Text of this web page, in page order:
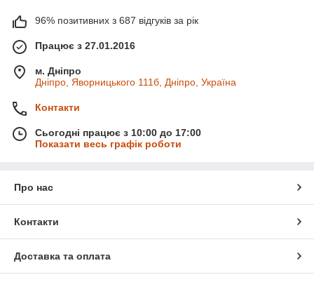
96% позитивних з 687 відгуків за рік
Працює з 27.01.2016
м. Дніпро
Дніпро, Яворницького 111б, Дніпро, Україна
Контакти
Сьогодні працює з 10:00 до 17:00
Показати весь графік роботи
Про нас
Контакти
Доставка та оплата